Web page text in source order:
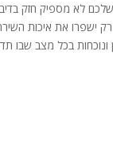
לא מספיק חזק
ישפרו את איכות
ונוכחות בכל מצב שבו